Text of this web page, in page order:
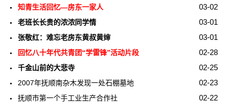
03-02
知青生活回忆—房东一家人
03-01
老班长长贵的浓浓同学情
03-01
张敬红：难忘老房东黄叔黄婶
02-28
回忆八十年代共青团“学雷锋”活动片段
02-25
千金山前的大悲寺
02-23
2007年抚顺南杂木发现一处石棚墓地
02-22
抚顺市第一个手工业生产合作社